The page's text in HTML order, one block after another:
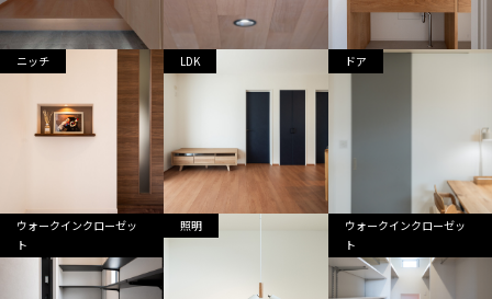
ニッチ LDK ドア
ウォークインクローゼッ
ト
照明
ウォークインクローゼッ
ト